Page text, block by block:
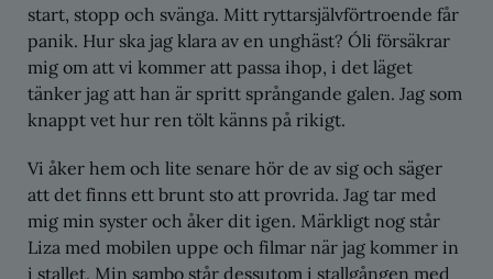
start, stopp och svänga. Mitt ryttarsjälvförtroende får
panik. Hur ska jag klara av en unghäst? Óli försäkrar
mig om att vi kommer att passa ihop, i det läget
tänker jag att han är spritt språngande galen. Jag som
knappt vet hur ren tölt känns på rikigt.
Vi åker hem och lite senare hör de av sig och säger
att det finns ett brunt sto att provrida. Jag tar med
mig min syster och åker dit igen. Märkligt nog står
Liza med mobilen uppe och filmar när jag kommer in
i stallet. Min sambo står dessutom i stallgången med